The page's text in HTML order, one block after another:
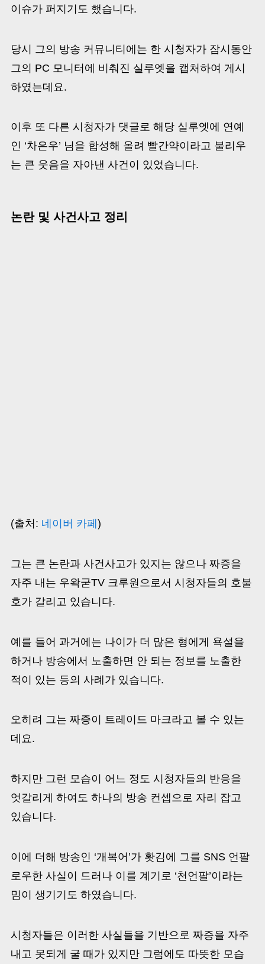
이슈가 퍼지기도 했습니다.
당시 그의 방송 커뮤니티에는 한 시청자가 잠시동안
그의 PC 모니터에 비춰진 실루엣을 캡처하여 게시
하였는데요.
이후 또 다른 시청자가 댓글로 해당 실루엣에 연예
인 ‘차은우’ 님을 합성해 올려 빨간약이라고 불리우
는 큰 웃음을 자아낸 사건이 있었습니다.
논란 및 사건사고 정리
(출처: 네이버 카페)
그는 큰 논란과 사건사고가 있지는 않으나 짜증을
자주 내는 우왁굳TV 크루원으로서 시청자들의 호불
호가 갈리고 있습니다.
예를 들어 과거에는 나이가 더 많은 형에게 욕설을
하거나 방송에서 노출하면 안 되는 정보를 노출한
적이 있는 등의 사례가 있습니다.
오히려 그는 짜증이 트레이드 마크라고 볼 수 있는
데요.
하지만 그런 모습이 어느 정도 시청자들의 반응을
엇갈리게 하여도 하나의 방송 컨셉으로 자리 잡고
있습니다.
이에 더해 방송인 ‘개복어’가 홧김에 그를 SNS 언팔
로우한 사실이 드러나 이를 계기로 ‘천언팔’이라는
밈이 생기기도 하였습니다.
시청자들은 이러한 사실들을 기반으로 짜증을 자주
내고 못되게 굴 때가 있지만 그럼에도 따뜻한 모습